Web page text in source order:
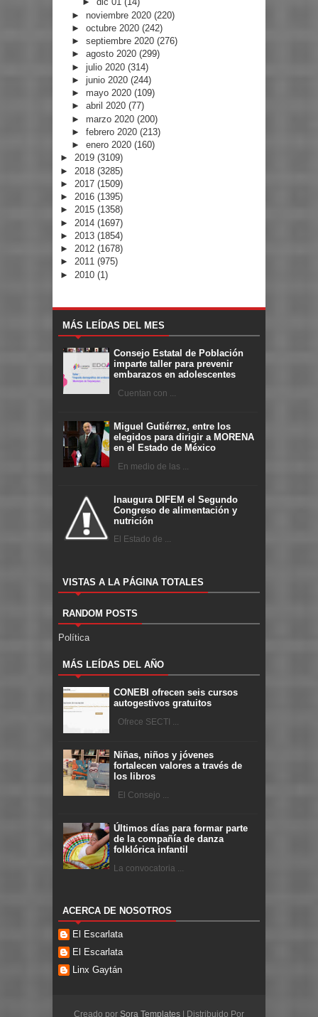
► noviembre 2020 (220)
► octubre 2020 (242)
► septiembre 2020 (276)
► agosto 2020 (299)
► julio 2020 (314)
► junio 2020 (244)
► mayo 2020 (109)
► abril 2020 (77)
► marzo 2020 (200)
► febrero 2020 (213)
► enero 2020 (160)
► 2019 (3109)
► 2018 (3285)
► 2017 (1509)
► 2016 (1395)
► 2015 (1358)
► 2014 (1697)
► 2013 (1854)
► 2012 (1678)
► 2011 (975)
► 2010 (1)
MÁS LEÍDAS DEL MES
Consejo Estatal de Población
imparte taller para prevenir
embarazos en adolescentes
Cuentan con ...
Miguel Gutiérrez, entre los
elegidos para dirigir a MORENA
en el Estado de México
En medio de las ...
Inaugura DIFEM el Segundo
Congreso de alimentación y
nutrición
El Estado de ...
VISTAS A LA PÁGINA TOTALES
RANDOM POSTS
Política
MÁS LEÍDAS DEL AÑO
CONEBI ofrecen seis cursos
autogestivos gratuitos
Ofrece SECTI ...
Niñas, niños y jóvenes
fortalecen valores a través de
los libros
El Consejo ...
Últimos días para formar parte
de la compañía de danza
folklórica infantil
La convocatoria ...
ACERCA DE NOSOTROS
El Escarlata
El Escarlata
Linx Gaytán
Creado por Sora Templates | Distribuido Por